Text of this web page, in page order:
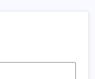
w historii.
dla Bohaterów!